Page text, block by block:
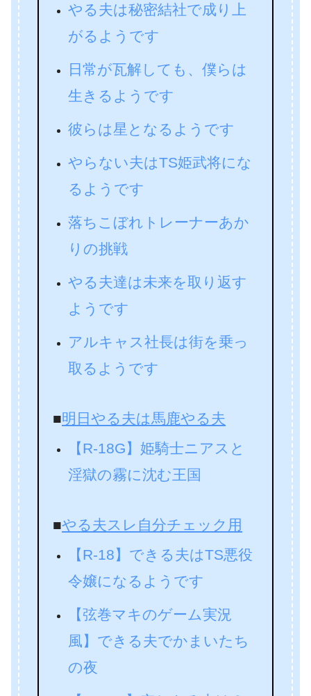
やる夫は秘密結社で成り上
がるようです
日常が瓦解しても、僕らは
生きるようです
彼らは星となるようです
やらない夫はTS姫武将にな
るようです
落ちこぼれトレーナーあか
りの挑戦
やる夫達は未来を取り返す
ようです
アルキャス社長は街を乗っ
取るようです
■明日やる夫は馬鹿やる夫
【R-18G】姫騎士ニアスと
淫獄の霧に沈む王国
■やる夫スレ自分チェック用
【R-18】できる夫はTS悪役
令嬢になるようです
【弦巻マキのゲーム実況
風】できる夫でかまいたち
の夜